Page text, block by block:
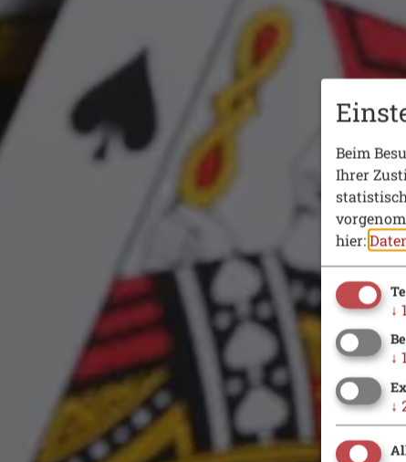
Beim
Ihrer
hier:
↓ 1
↓ 1
↓